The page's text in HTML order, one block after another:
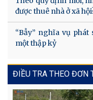
được thuê nhà ở xã
“Bẫy” nghĩa vụ
một thập kỷ
ĐIỀU TRA THEO ĐƠN